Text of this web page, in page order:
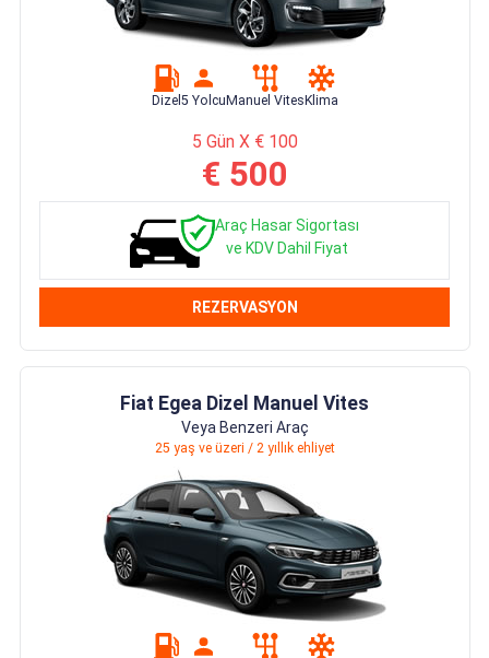
Dizel 5 YolcuManuel VitesKlima
5 Gün X € 100
€ 500
Araç Hasar Sigortası
ve KDV Dahil Fiyat
REZERVASYON
Fiat Egea Dizel Manuel Vites
Veya Benzeri Araç
25 yaş ve üzeri / 2 yıllık ehliyet